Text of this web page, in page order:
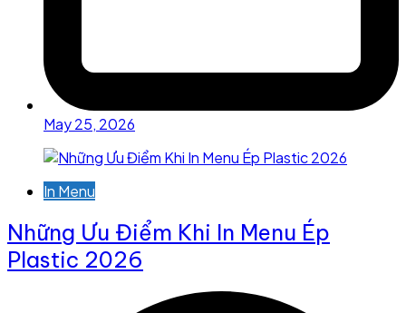
May 25, 2026
In Menu
Những Ưu Điểm Khi In Menu Ép
Plastic 2026